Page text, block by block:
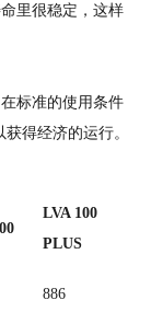
里很稳定，这样
标准的使用条件
得经济的运行。
LVA 100
PLUS
886